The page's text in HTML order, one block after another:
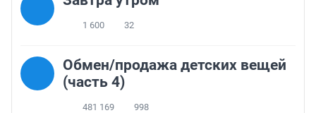
1 600 32
Обмен/продажа детских вещей
(часть 4)
481 169 998